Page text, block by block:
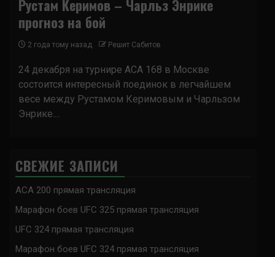
Рустам Керимов – Чарльз Энрике
прогноз на бой
2 года тому назад Решит Сабитов
24 декабря на турнире АСА 168 в Москве
состоится интересный поединок в легчайшем
весе между Рустамом Керимовым и Чарльзом
Энрике....
СВЕЖИЕ ЗАПИСИ
ACA 200 прямая трансляция
Марафон боев UFC 325 прямая трансляция
UFC 324 прямая трансляция
Марафон боев UFC 324 прямая трансляция